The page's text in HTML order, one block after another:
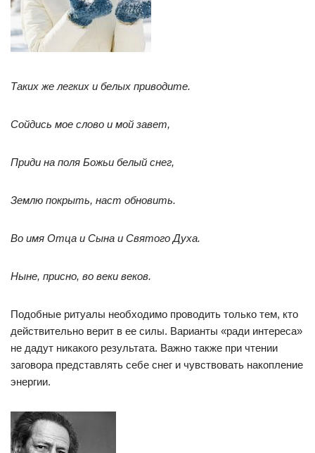
Таких же легких и белых приводите.
Сойдись мое слово и мой завет,
Приди на поля Божьи белый снег,
Землю покрыть, наст обновить.
Во имя Отца и Сына и Святого Духа.
Ныне, присно, во веки веков.
Подобные ритуалы необходимо проводить только тем, кто
действительно верит в ее силы. Варианты «ради интереса»
не дадут никакого результата. Важно также при чтении
заговора представлять себе снег и чувствовать накопление
энергии.